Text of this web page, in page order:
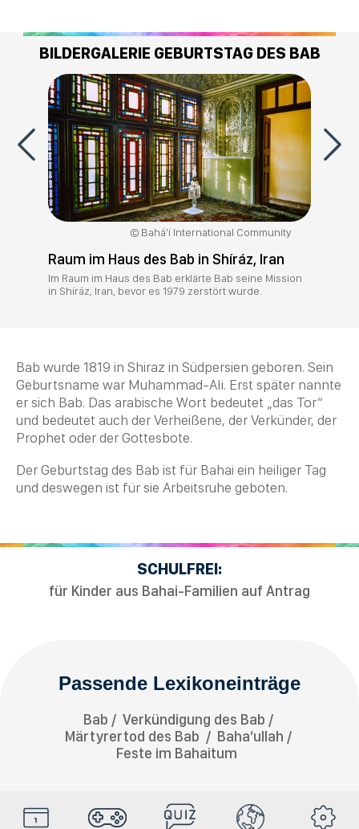
BILDERGALERIE GEBURTSTAG DES BAB
Bahá’í International Community
Raum im Haus des Bab in Shíráz, Iran
Im Raum im Haus des Bab erklärte Bab seine Mission
in Shíráz, Iran, bevor es 1979 zerstört wurde.
Bab wurde 1819 in Shiraz in Südpersien geboren. Sein
Geburtsname war Muhammad-Ali. Erst später nannte
er sich Bab. Das arabische Wort bedeutet „das Tor“
und bedeutet auch der Verheißene, der Verkünder, der
Prophet oder der Gottesbote.
Der Geburtstag des Bab ist für Bahai ein heiliger Tag
und deswegen ist für sie Arbeitsruhe geboten.
SCHULFREI:
für Kinder aus Bahai-Familien auf Antrag
Passende Lexikoneinträge
Bab
Verkündigung des Bab
Märtyrertod des Bab
Baha’ullah
Feste im Bahaitum
HolyDays